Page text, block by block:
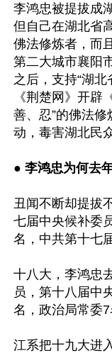
李鸿忠被提拔成
但自己在湖北省
佛法修炼者，而
第二大城市襄阳
之后，支持“湖
《荆楚网》开辟
善、忍”的佛法
动，毒害湖北民众
● 李鸿忠为何去
丑闻不断却提拔
七届中央候补委
名，中共第十七
十八大，李鸿忠
员，第十八届中
名，政治局常委7
江系把十九大进